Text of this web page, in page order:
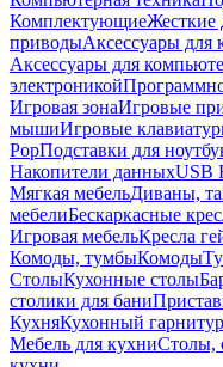
КомплектующиеЖесткие
приводыАксессуары для
Аксессуары для
электроникой
Игровая зонаИгровые
мышиИгровые
PopПодставки для
Накопители данныхUSB
Мягкая мебельДиваны,
мебелиБескаркасные
Игровая мебельКресла
Комоды, тумбыКомоды
СтолыКухонные столы
столики для бани
КухняКухонный гарнитур
Мебель для кухниСтолы,